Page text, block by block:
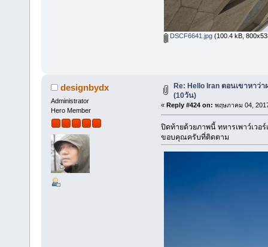
DSCF6641.jpg(100.4 kB,
designbydx
Administrator
Hero Member
Re: Hello Iran ตอนเขาหาว่
(10วัน)
« Reply #424 on: พฤษภาคม 04,
ปิดท้ายด้วยภาพนี้ ทหารเพาว์เวอร์
ขอบคุณครับที่ติดตาม